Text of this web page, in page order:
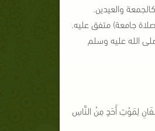
والعيدين.
جامعة) متفق عليه.
الله عليه وسلم
لِمَوْتِ أَحَدٍ مِنْ النَّاسِ